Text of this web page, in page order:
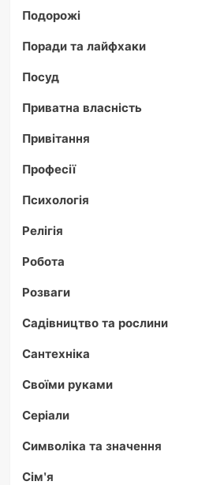
Подорожі
Поради та лайфхаки
Посуд
Приватна власність
Привітання
Професії
Психологія
Релігія
Робота
Розваги
Садівництво та рослини
Сантехніка
Своїми руками
Серіали
Символіка та значення
Сім'я